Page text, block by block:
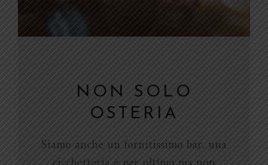
NON SOLO
OSTERIA
Siamo anche un fornitissimo bar, una